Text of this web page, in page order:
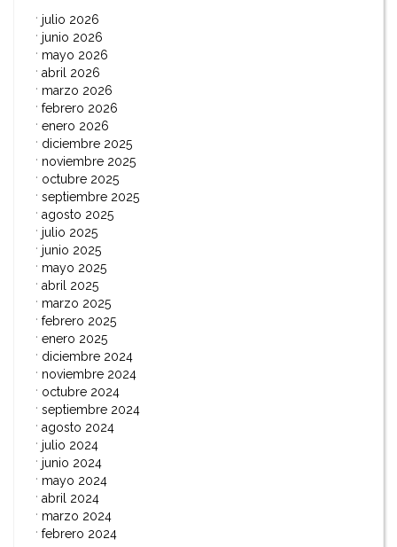
julio 2026
junio 2026
mayo 2026
abril 2026
marzo 2026
febrero 2026
enero 2026
diciembre 2025
noviembre 2025
octubre 2025
septiembre 2025
agosto 2025
julio 2025
junio 2025
mayo 2025
abril 2025
marzo 2025
febrero 2025
enero 2025
diciembre 2024
noviembre 2024
octubre 2024
septiembre 2024
agosto 2024
julio 2024
junio 2024
mayo 2024
abril 2024
marzo 2024
febrero 2024